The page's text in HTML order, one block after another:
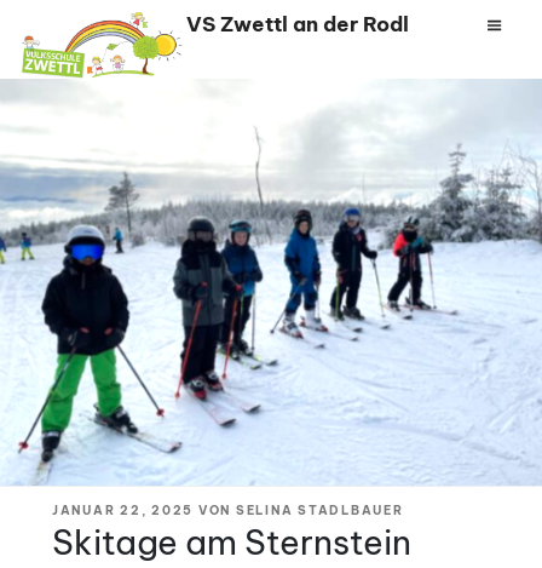
Inhalt
springen
VS Zwettl an der Rodl
VERÖFFENTLICHT
JANUAR 22, 2025 VON SELINA STADLBAUER
Skitage am Sternstein